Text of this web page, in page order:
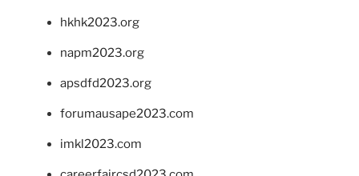
hkhk2023.org
napm2023.org
apsdfd2023.org
forumausape2023.com
imkl2023.com